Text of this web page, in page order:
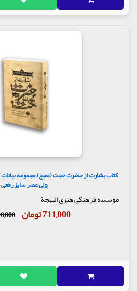
کتاب بشارت از حضرت حجت (عجج), مجموعه
ولی ‌عصر سایز رقعی
موسسه فرهنگی هنری البهجة
711,000 تومان 790,000